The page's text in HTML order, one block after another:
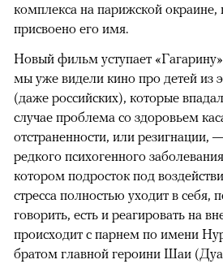
комплекса на парижской
присвоено его имя.
Новый фильм уступает
мы уже видели кино про детей из
(даже российских), которые
случае проблема со здоровьем
отстраненности, или резигнации,
редкого психогенного
котором подросток под
стресса полностью уходит в себя,
говорить, есть и реагировать на
происходит с парнем по имени
братом главной героини Шаи